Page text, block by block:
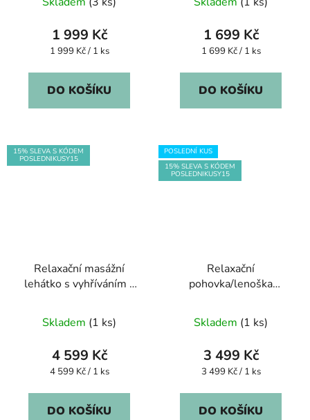
hodnocení
produktu
je
z
1 999 Kč
Měrná
1 999 Kč / 1 ks
DO KOŠÍKU
1 699 Kč
Měrná
1 699 Kč / 1 ks
DO KOŠÍKU
15% SLEVA S KÓDEM
POSLEDNIKUSY15
Relaxační masážní
lehátko s vyhříváním -
Skladem (1 ks)
4 599 Kč
Měrná
4 599 Kč / 1 ks
DO KOŠÍKU
POSLEDNÍ KUS
15% SLEVA S KÓDEM
POSLEDNIKUSY15
Relaxační
pohovka/lenoška
Skladem (1 ks)
3 499 Kč
Měrná
3 499 Kč / 1 ks
DO KOŠÍKU